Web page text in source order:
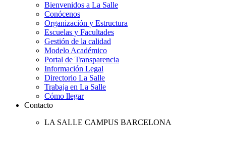
Bienvenidos a La Salle
Conócenos
Organización y Estructura
Escuelas y Facultades
Gestión de la calidad
Modelo Académico
Portal de Transparencia
Información Legal
Directorio La Salle
Trabaja en La Salle
Cómo llegar
Contacto
LA SALLE CAMPUS BARCELONA